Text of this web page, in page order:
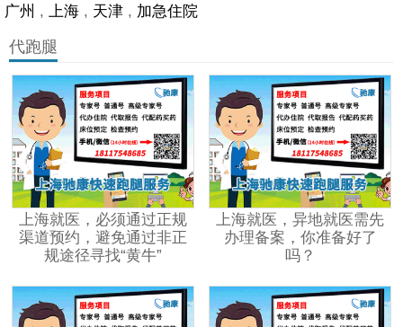
广州 , 上海 , 天津 , 加急住院
代跑腿
上海就医，必须通过正规
渠道预约，避免通过非正
规途径寻找“黄牛”
上海就医，异地就医需先
办理备案，你准备好了
吗？